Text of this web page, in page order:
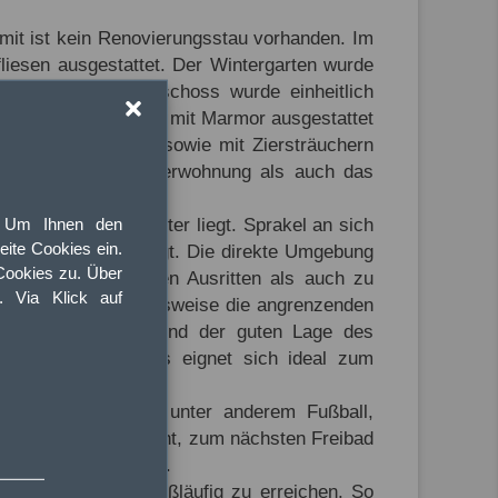
Um Ihnen den
Cookies ein.
zu. Über
Via Klick auf
ist kein Renovierungsstau vorhanden. Im
ausgestattet. Der Wintergarten wurde
im Dachgeschoss wurde einheitlich
Duschbad im DG mit Marmor ausgestattet
Rasenfläche sowie mit Ziersträuchern
die Einliegerwohnung als auch das
Metropole Münster liegt. Sprakel an sich
geprägt. Die direkte Umgebung
zu ausgiebigen Ausritten als auch zu
zählen beispielsweise die angrenzenden
erreicht. Aufgrund der guten Lage des
erreicht. Die Ems eignet sich ideal zum
So werden unter anderem Fußball,
Minuten erreicht, zum nächsten Freibad
Minuten erreicht.
Bedarfs fußläufig zu erreichen. So